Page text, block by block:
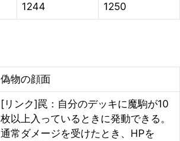
1244 1250
偽物の顔面
[リンク]罠：自分のデッキに魔駒が10
枚以上入っているときに発動できる。
通常ダメージを受けたとき、HPを